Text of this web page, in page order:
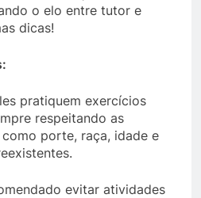
o elo entre tutor e
dicas!
pratiquem exercícios
respeitando as
porte, raça, idade e
evitar atividades